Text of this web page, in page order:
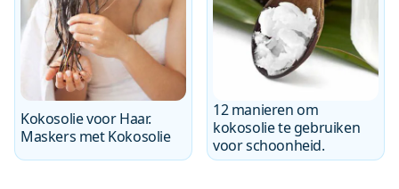
Kokosolie voor Haar.
Maskers met Kokosolie
12 manieren om
kokosolie te gebruiken
voor schoonheid.